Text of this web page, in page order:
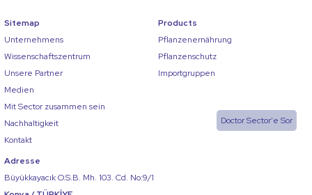
Doctor Sector'e Sor
Sitemap
Unternehmens
Wissenschaftszentrum
Unsere Partner
Medien
Mit Sector zusammen sein
Nachhaltigkeit
Kontakt
Products
Pflanzenernährung
Pflanzenschutz
Importgruppen
Adresse
Büyükkayacık O.S.B. Mh. 103. Cd. No:9/1